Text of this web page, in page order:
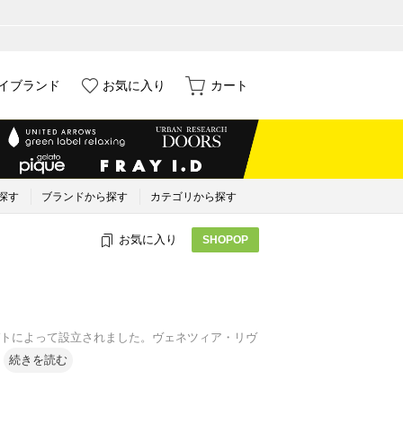
ブランド お気に入り カート
す ブランドから探す カテゴリから探す
お気に入り SHOPOP
によって設立されました。ヴェネツィア・リヴ
続きを読む